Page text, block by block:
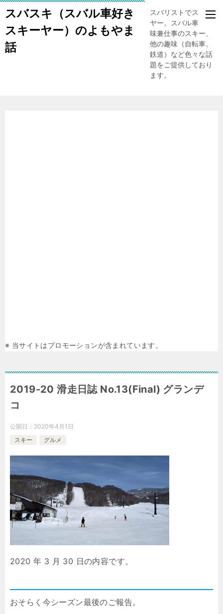
スバスキ（スバル車好き
スキーヤー）のよもやま
話
スバリストでスキー
ヤー。スバル車、趣
味兼仕事のスキー、
他の趣味（自転車、
鉄道）など色々な話
題をご提供しており
ます。
※ 当サイトはプロモーションが含まれています。
2019-20 滑走日誌 No.13(Final) グランデ
コ
公開日： 2020年4月1日
スキー
グルメ
2020 年 3 月 30 日の内容です。
おそらく今シーズン最後のご報告。